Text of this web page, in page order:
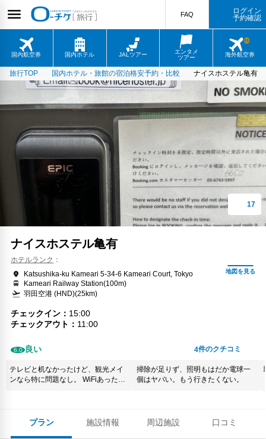
国内航空券 国内ホテル JALツアー
エンタメ
ツアー
海外航空券
FAQ
ログイン
予約確認
旅行TOP 国内ホテル・旅館の宿泊格安予約・比較 ナイスホステル亀有
プラン 施設情報 周辺施設 口コミ
ナイスホステル亀有
ホテルランク
Katsushika-ku Kameari 5-34-6 Kameari Court, Tokyo
Kameari Railway Station(100m)
羽田空港 (HND)(25km)
チェックイン
15:00
チェックアウト
11:00
6.0 良い 4件のクチコミ
テレビと机なかったけど、観光メイ
ンなら特に問題なし。 WiFiあったけ
掃除が足りず、照明もはだか電球一
個はヤバい。もう行きたくない。